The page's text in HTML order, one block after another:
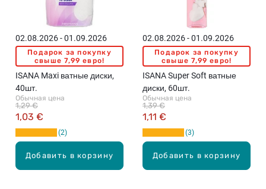
Добавить в корзину
02.08.2026 - 01.09.2026
Подарок за покупку
свыше 7,99 евро!
ISANA Maxi ватные диски,
40шт.
Обычная цена
1,03 €
1,29 €
2
Добавить в корзину
02.08.2026 - 01.09.2026
Подарок за покупку
свыше 7,99 евро!
ISANA Super Soft ватные
диски, 60шт.
Обычная цена
1,11 €
1,39 €
3